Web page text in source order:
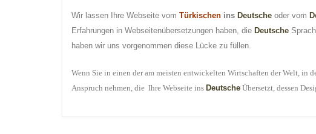
Wir lassen Ihre Webseite vom Türkischen ins Deutsche oder vom
Erfahrungen in Webseitenübersetzungen haben, die Deutsche
haben wir uns vorgenommen diese Lücke zu füllen.
Wenn Sie in einen der am meisten entwickelten Wirtschaften der Welt, in
Anspruch nehmen, die Ihre Webseite ins Deutsche Übersetzt, dessen